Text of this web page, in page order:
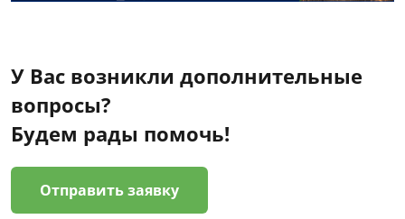
У Вас возникли дополнительные
вопросы?
Будем рады помочь!
Отправить заявку